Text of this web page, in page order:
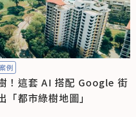
例
！這套 AI 搭配 Google 街
都市綠樹地圖」